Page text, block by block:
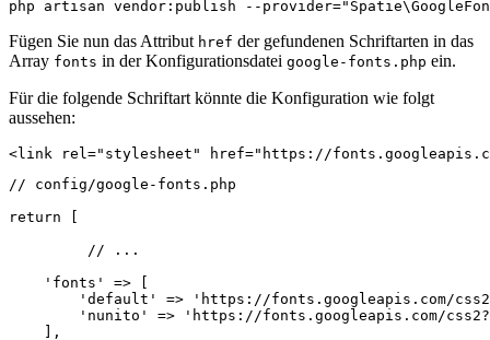
Fügen Sie nun das Attribut href der gefundenen Schriftarten in das
Array fonts in der Konfigurationsdatei google-fonts.php ein.
Für die folgende Schriftart könnte die Konfiguration wie folgt
aussehen:
// config/google-fonts.php
return [
    'fonts' => [
'default' => 'https://fonts.googleapis.com/
'nunito' => 'https://fonts.googleapis.com/
    ],